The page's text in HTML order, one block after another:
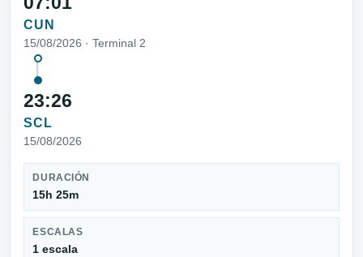
CUN
15/08/2026 · Terminal 2
23:26
SCL
15/08/2026
DURACIÓN
15h 25m
ESCALAS
1 escala